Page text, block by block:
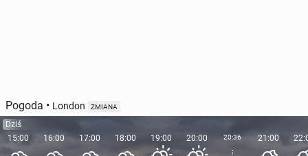
Pogoda • London ZMIANA
Dziś
15:00
16:00 17:00 18:00 19:00 20:00 20:36 21:00